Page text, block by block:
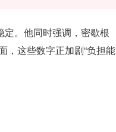
。他同时强调，密歇根
这些数字正加剧“负担能